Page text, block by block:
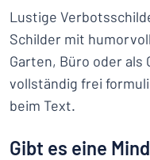
Lustige
Schilder mit
Garten, Büro oder
vollständig frei
beim Text.
Gibt es eine